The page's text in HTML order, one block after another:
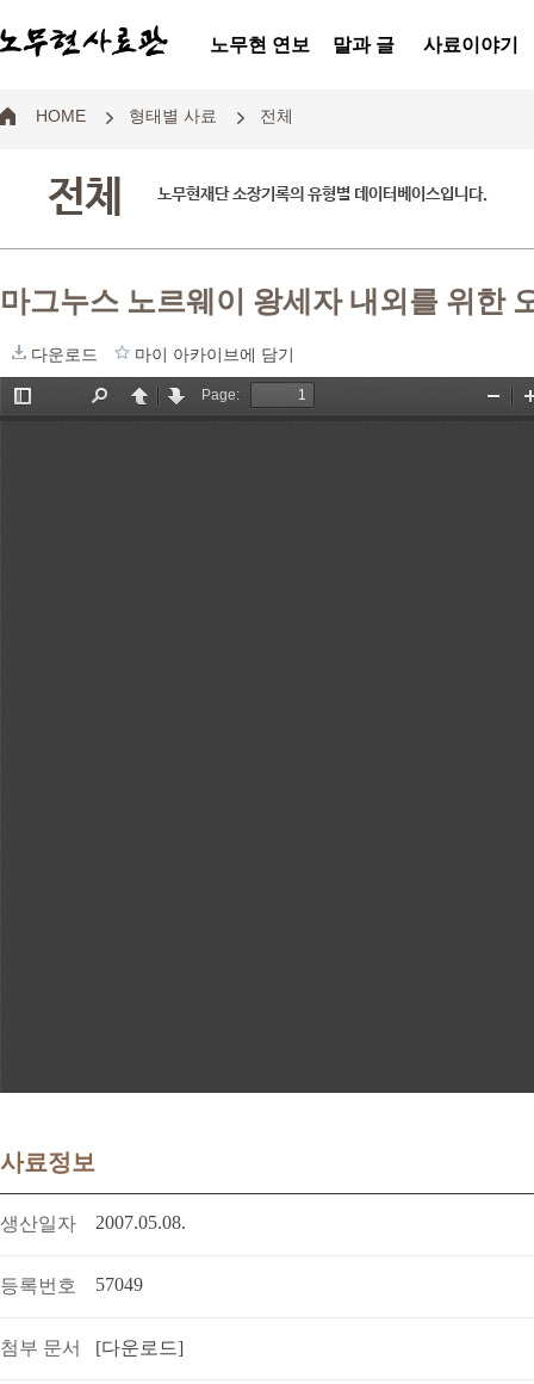
노무현 연보 말과 글 사료이야기
HOME 형태별 사료 전체
전체 노무현재단 소장기록의 유형별 데이터베이스입니다.
마그누스 노르웨이 왕세자 내외를 위한
다운로드 마이 아카이브에 담기
사료정보
생산일자 2007.05.08.
등록번호 57049
첨부 문서 [다운로드]